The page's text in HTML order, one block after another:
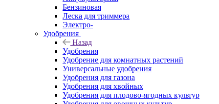
Бензиновая
Леска для триммера
Электро-
Удобрения
Назад
Удобрения
Удобрение для комнатных растений
Универсальные удобрения
Удобрения для газона
Удобрения для хвойных
Удобрения для плодово-ягодных культур